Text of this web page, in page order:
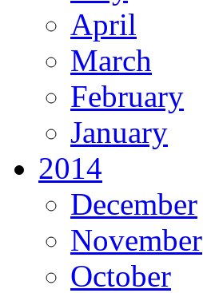
April
March
February
January
2014
December
November
October